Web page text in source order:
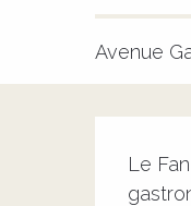
Avenue
Le